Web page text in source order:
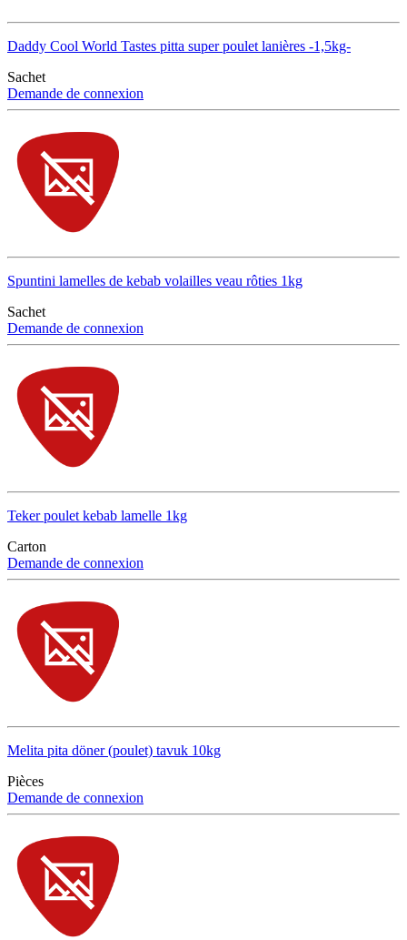
Daddy Cool World Tastes pitta super poulet lanières -1,5kg-
Sachet
Demande de connexion
Spuntini lamelles de kebab volailles veau rôties 1kg
Sachet
Demande de connexion
Teker poulet kebab lamelle 1kg
Carton
Demande de connexion
Melita pita döner (poulet) tavuk 10kg
Pièces
Demande de connexion